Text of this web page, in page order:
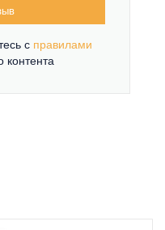
c правилами
контента